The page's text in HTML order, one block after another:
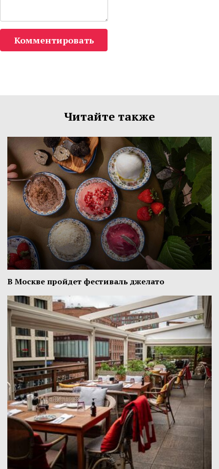
Комментировать
Читайте также
В Москве пройдет фестиваль джелато